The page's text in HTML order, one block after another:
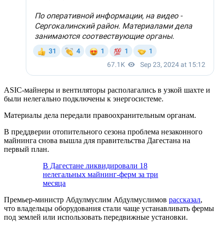
ASIC-майнеры и вентиляторы располагались в узкой шахте и
были нелегально подключены к энергосистеме.
Материалы дела передали правоохранительным органам.
В преддверии отопительного сезона проблема незаконного
майнинга снова вышла для правительства Дагестана на
первый план.
В Дагестане ликвидировали 18
нелегальных майнинг-ферм за три
месяца
Премьер-министр Абдулмуслим Абдулмуслимов рассказал,
что владельцы оборудования стали чаще устанавливать фермы
под землей или использовать передвижные установки.